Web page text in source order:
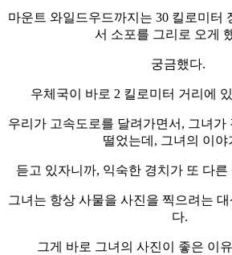
마운트 와일드우드까지는 30 킬로미터
서 소포를 그리로 오게
궁금했다.
우체국이 바로 2 킬로미터 거리에
우리가 고속도로를 달려가면서, 그녀가
떨었는데, 그녀의 이야
듣고 있자니까, 익숙한 경치가 또 다
그녀는 항상 사물을 사진을 찍으려는
다.
그게 바로 그녀의 사진이 좋은 이